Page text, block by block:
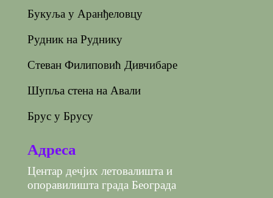
Букуља у Аранђеловцу
Рудник на Руднику
Стеван Филиповић Дивчибаре
Шупља стена на Авали
Брус у Брусу
Адреса
Центар дечјих летовалишта и
опоравилишта града Београда